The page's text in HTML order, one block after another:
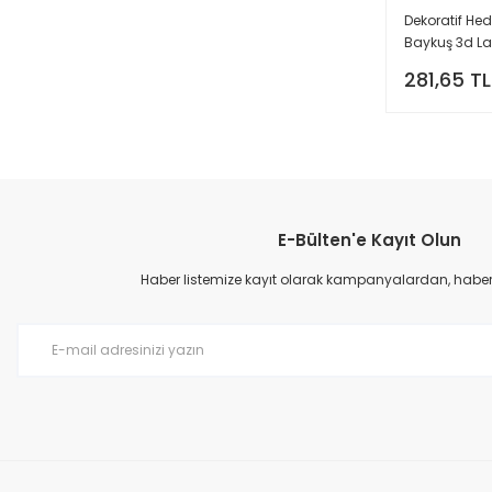
Dekoratif
Baykuş 3d
Değiştiren Led
281,65 TL
E-Bülten'e Kayıt Olun
Haber listemize kayıt olarak kampanyalardan,